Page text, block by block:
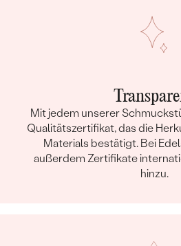
Mit jedem unserer
Qualitätszertifikat, das die
Materials bestätigt. Bei
außerdem Zertifikate
hinzu.